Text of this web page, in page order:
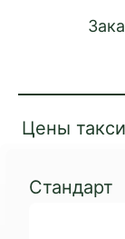
Цены
Стандарт